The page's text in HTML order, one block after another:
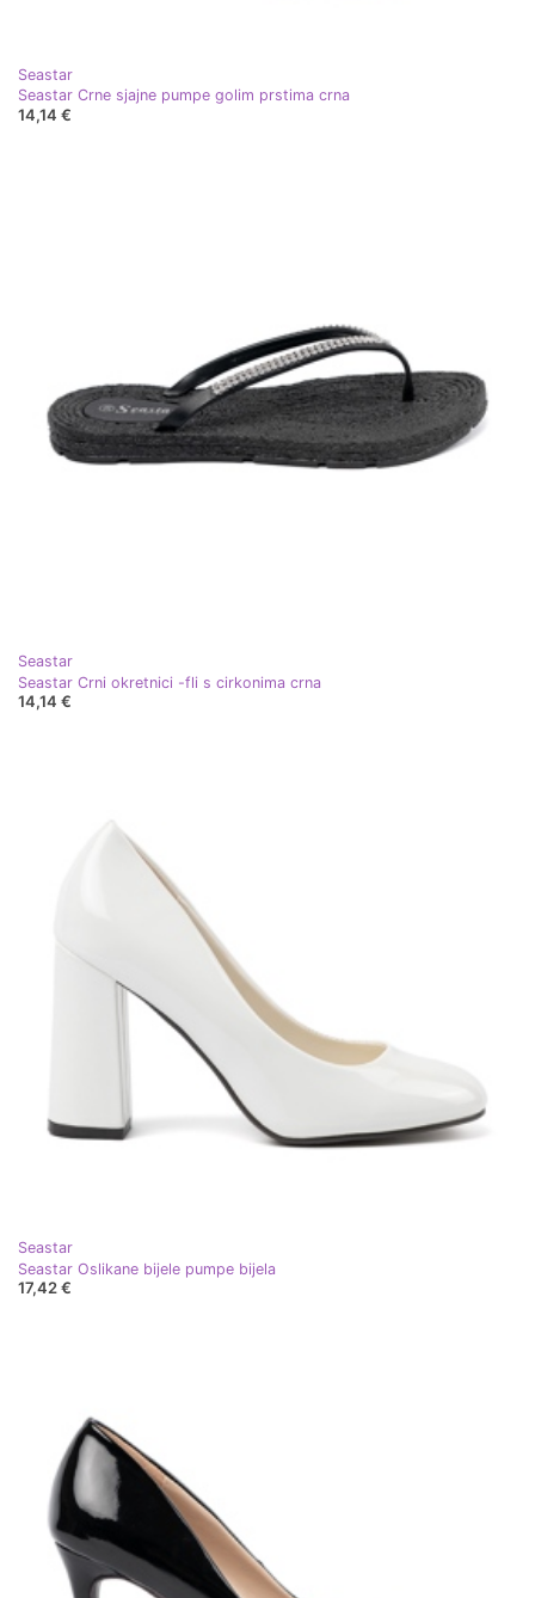
Seastar
Seastar Crne sjajne pumpe golim prstima crna
14,14 €
Seastar
Seastar Crni okretnici -fli s cirkonima crna
14,14 €
Seastar
Seastar Oslikane bijele pumpe bijela
17,42 €